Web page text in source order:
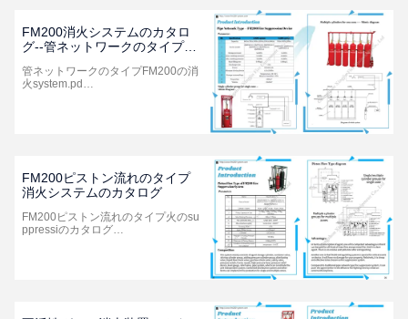
FM200消火システムのカタロ
グ--管ネットワークのタイプ
管ネットワークのタイプFM200の消
火system.pd…
FM200ピストン流れのタイプ
消火システムのカタログ
FM200ピストン流れのタイプ火のsu
ppressiのカタログ…